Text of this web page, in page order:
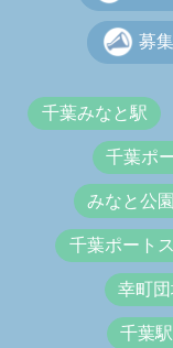
募
千葉みなと駅
千葉ポ
みなと公
千葉ポート
幸町
千葉